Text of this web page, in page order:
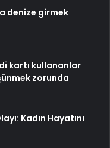
denize girmek
kartı kullananlar
zorunda
Kadın Hayatını